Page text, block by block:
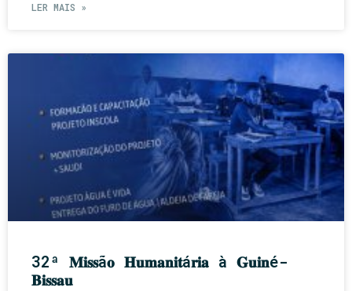
LER MAIS »
32ª 𝐌𝐢𝐬𝐬ã𝐨 𝐇𝐮𝐦𝐚𝐧𝐢𝐭á𝐫𝐢𝐚 à 𝐆𝐮𝐢𝐧é-
𝐁𝐢𝐬𝐬𝐚𝐮